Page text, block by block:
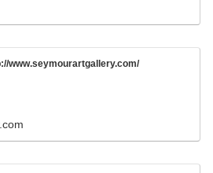
www.seymourartgallery.com/